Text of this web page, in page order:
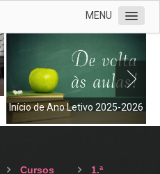
MENU
Início de Ano Letivo 2025-2026
Cursos
1.ª